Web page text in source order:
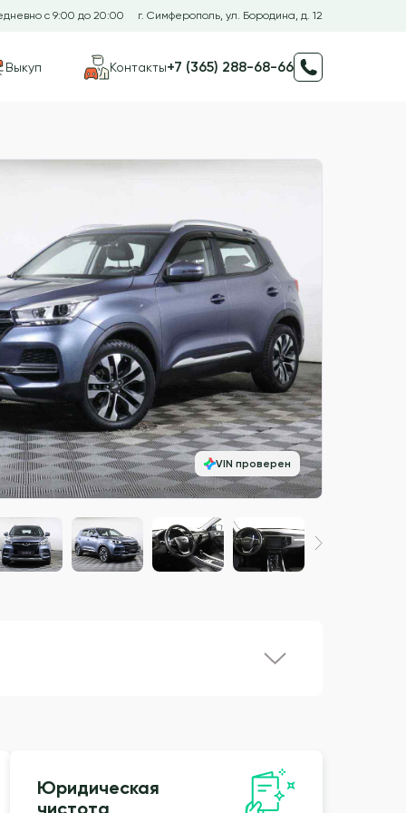
с 9:00 до 20:00 г. Симферополь, ул. Бородина, д. 12
Выкуп Контакты+7 (365) 288-68-66
VIN проверен
Юридическая
чистота